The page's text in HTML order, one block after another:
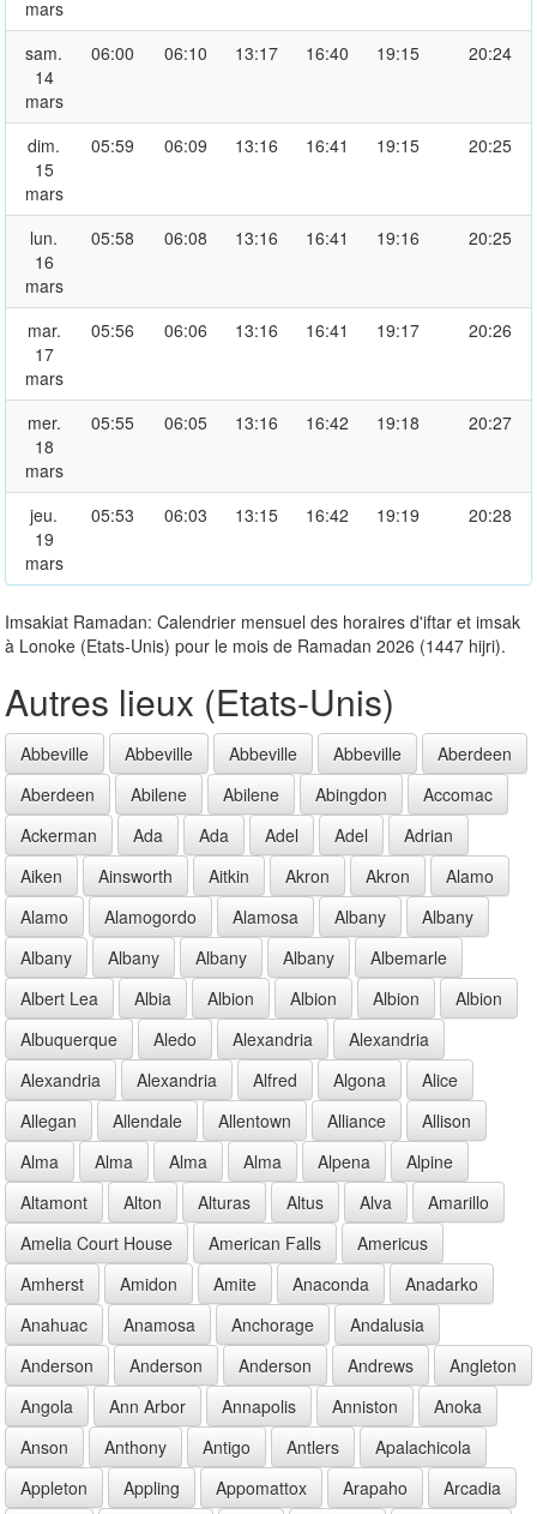
mars
sam.
14
mars
06:00 06:10 13:17 16:40 19:15 20:24
dim.
15
mars
05:59 06:09 13:16 16:41 19:15 20:25
lun.
16
mars
05:58 06:08 13:16 16:41 19:16 20:25
mar.
17
mars
05:56 06:06 13:16 16:41 19:17 20:26
mer.
18
mars
05:55 06:05 13:16 16:42 19:18 20:27
jeu.
19
mars
05:53 06:03 13:15 16:42 19:19 20:28
Imsakiat Ramadan: Calendrier mensuel des horaires d'iftar et imsak
à Lonoke (Etats-Unis) pour le mois de Ramadan 2026 (1447 hijri).
Autres lieux (Etats-Unis)
Abbeville Abbeville Abbeville Abbeville
Aberdeen
Aberdeen
Abilene Abilene Abingdon
Accomac
Ackerman
Ada Ada Adel Adel
Adrian
Aiken
Ainsworth Aitkin Akron Akron
Alamo
Alamo
Alamogordo Alamosa Albany
Albany
Albany
Albany Albany Albany
Albemarle
Albert Lea
Albia Albion Albion Albion
Albion
Albuquerque
Aledo Alexandria
Alexandria
Alexandria
Alexandria Alfred Algona
Alice
Allegan
Allendale Allentown Alliance
Allison
Alma
Alma Alma Alma Alpena
Alpine
Altamont
Alton Alturas Altus Alva
Amarillo
Amelia Court House
American Falls
Americus
Amherst
Amidon Amite Anaconda
Anadarko
Anahuac
Anamosa Anchorage
Andalusia
Anderson
Anderson Anderson Andrews
Angleton
Angola
Ann Arbor Annapolis Anniston
Anoka
Anson
Anthony Antigo Antlers
Apalachicola
Appleton
Appling Appomattox Arapaho
Arcadia